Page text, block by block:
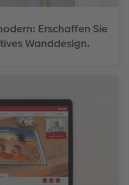
Erschaffen Sie
Wanddesign.